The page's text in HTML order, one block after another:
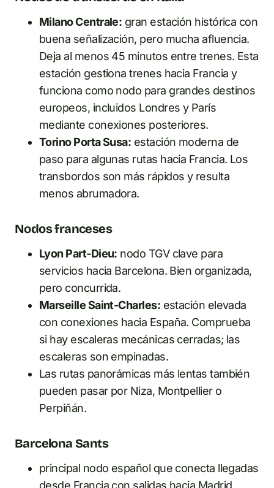
Milano Centrale: gran estación histórica con
buena señalización, pero mucha afluencia.
Deja al menos 45 minutos entre trenes. Esta
estación gestiona trenes hacia Francia y
funciona como nodo para grandes destinos
europeos, incluidos Londres y París
mediante conexiones posteriores.
Torino Porta Susa: estación moderna de
paso para algunas rutas hacia Francia. Los
transbordos son más rápidos y resulta
menos abrumadora.
Nodos franceses
Lyon Part-Dieu: nodo TGV clave para
servicios hacia Barcelona. Bien organizada,
pero concurrida.
Marseille Saint-Charles: estación elevada
con conexiones hacia España. Comprueba
si hay escaleras mecánicas cerradas; las
escaleras son empinadas.
Las rutas panorámicas más lentas también
pueden pasar por Niza, Montpellier o
Perpiñán.
Barcelona Sants
principal nodo español que conecta llegadas
desde Francia con salidas hacia Madrid